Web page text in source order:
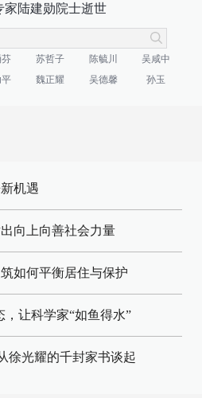
家陆建勋院士逝世
芬 苏哲子 陈毓川
吴咸中
魏正耀 吴德馨 孙玉
机遇
向上向善社会力量
如何平衡居住与保护
让科学家“如鱼得水”
光耀的千封家书谈起